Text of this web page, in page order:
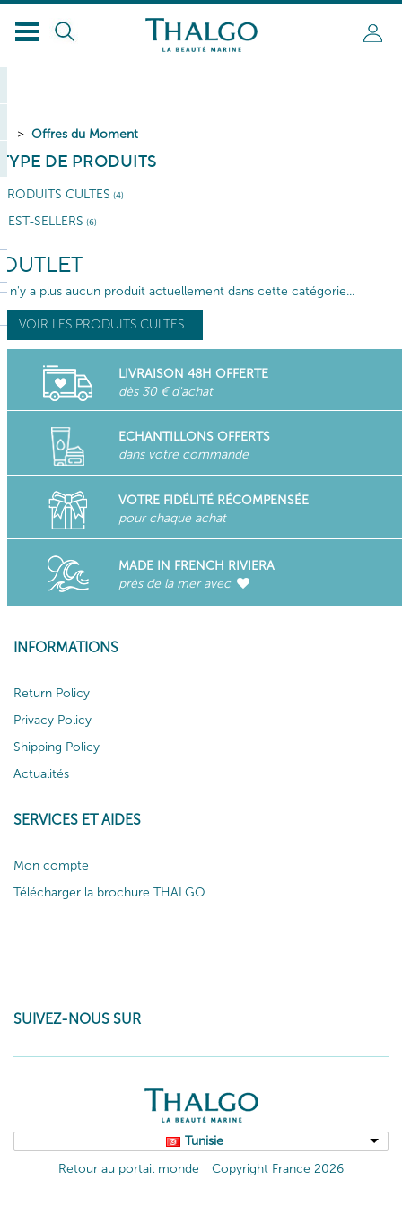
Offres du Moment
TYPE DE PRODUITS
PRODUITS CULTES (4)
BEST-SELLERS (6)
OUTLET
Il n'y a plus aucun produit actuellement dans cette catégorie...
VOIR LES PRODUITS CULTES
LIVRAISON 48H OFFERTE
dès 30 € d'achat
ECHANTILLONS OFFERTS
dans votre commande
VOTRE FIDÉLITÉ RÉCOMPENSÉE
pour chaque achat
MADE IN FRENCH RIVIERA
près de la mer avec
INFORMATIONS
Return Policy
Privacy Policy
Shipping Policy
Actualités
SERVICES ET AIDES
Mon compte
Télécharger la brochure THALGO
SUIVEZ-NOUS SUR
Tunisie
Retour au portail monde
Copyright France 2026